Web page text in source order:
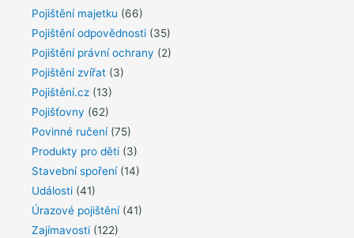
Pojištění majetku (66)
Pojištění odpovědnosti (35)
Pojištění právní ochrany (2)
Pojištění zvířat (3)
Pojištění.cz (13)
Pojišťovny (62)
Povinné ručení(75)
Produkty pro děti (3)
Stavební spoření(14)
Události (41)
Úrazové pojištění(41)
Zajímavosti (122)